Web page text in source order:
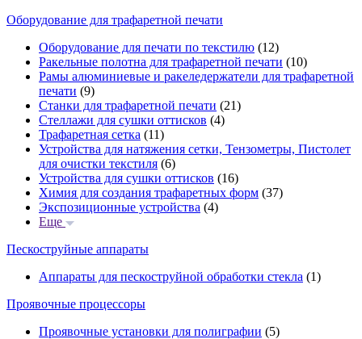
Оборудование для трафаретной печати
Оборудование для печати по текстилю (12)
Ракельные полотна для трафаретной печати (10)
Рамы алюминиевые и ракеледержатели для трафаретной
печати (9)
Станки для трафаретной печати (21)
Стеллажи для сушки оттисков (4)
Трафаретная сетка (11)
Устройства для натяжения сетки, Тензометры, Пистолет
для очистки текстиля (6)
Устройства для сушки оттисков (16)
Химия для создания трафаретных форм (37)
Экспозиционные устройства (4)
Еще
Пескоструйные аппараты
Аппараты для пескоструйной обработки стекла (1)
Проявочные процессоры
Проявочные установки для полиграфии (5)